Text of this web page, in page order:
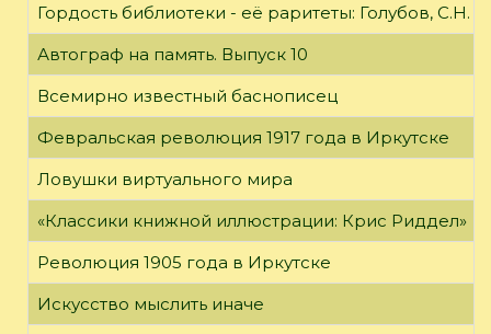
Гордость библиотеки - её раритеты: Голубов, С.Н.
Автограф на память. Выпуск 10
Всемирно известный баснописец
Февральская революция 1917 года в Иркутске
Ловушки виртуального мира
«Классики книжной иллюстрации: Крис Риддел»
Революция 1905 года в Иркутске
Искусство мыслить иначе